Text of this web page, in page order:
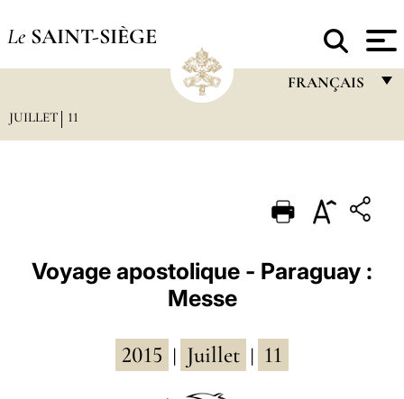
Le SAINT-SIÈGE
FRANÇAIS
PORTUGUÊS
JUILLET 11
Voyage apostolique - Paraguay :
Messe
2015 Juillet 11